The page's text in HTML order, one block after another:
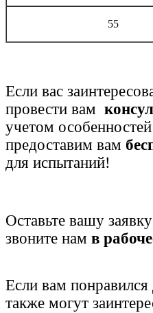
55
Если вас
провести вам
учетом
предоставим вам
для испытаний!
Оставьте вашу
звоните нам в
Если вам понравился
также могут